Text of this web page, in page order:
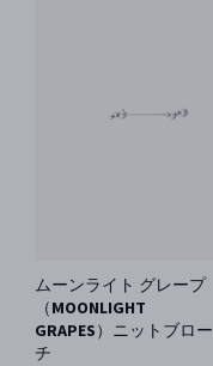
ムーンライト グレープ
（MOONLIGHT
GRAPES）ニットブロー
チ